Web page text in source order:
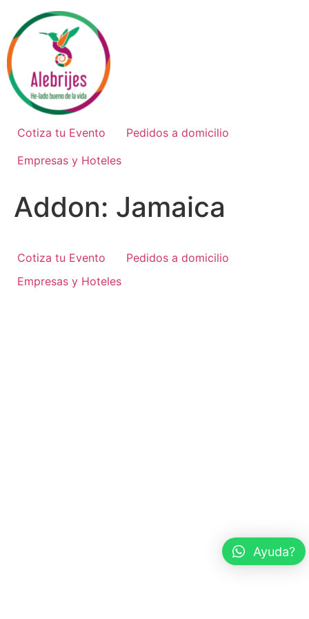
contenido
Cotiza tu Evento
Pedidos a domicilio
Empresas y Hoteles
Addon: Jamaica
Cotiza tu Evento
Pedidos a domicilio
Empresas y Hoteles
Ayuda?